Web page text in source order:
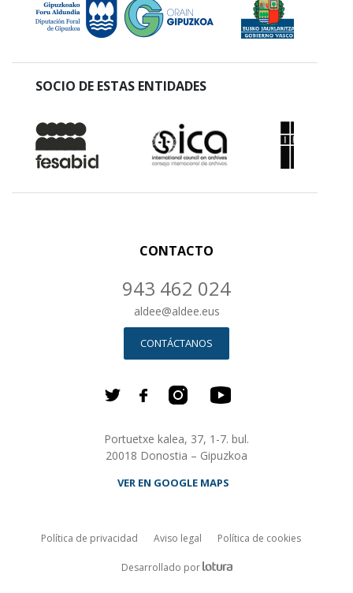
SOCIO DE ESTAS ENTIDADES
CONTACTO
943 462 024
aldee@aldee.eus
CONTÁCTANOS
Portuetxe kalea, 37, 1-7. bul.
20018 Donostia – Gipuzkoa
VER EN GOOGLE MAPS
Política de privacidad Aviso legal Política de cookies
Desarrollado porALDEE.com Empresa de